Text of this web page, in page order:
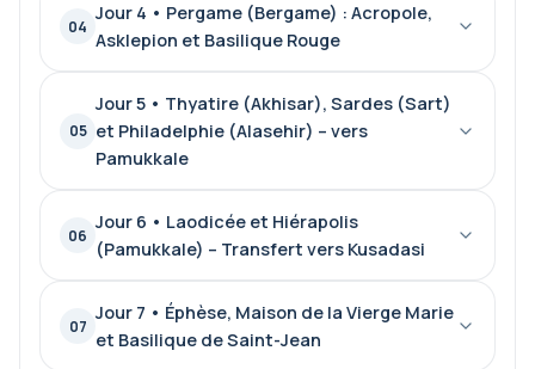
04
Jour 4 • Pergame (Bergame) : Acropole,
Asklepion et Basilique Rouge
05
Jour 5 • Thyatire (Akhisar), Sardes (Sart)
et Philadelphie (Alasehir) – vers
Pamukkale
06
Jour 6 • Laodicée et Hiérapolis
(Pamukkale) – Transfert vers Kusadasi
07
Jour 7 • Éphèse, Maison de la Vierge Marie
et Basilique de Saint-Jean